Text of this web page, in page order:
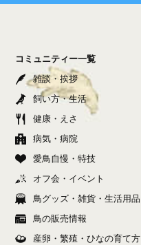
コミュニティー一覧
雑談・挨拶
飼い方・生活
健康・えさ
病気・病院
愛鳥自慢・特技
オフ会・イベント
鳥グッズ・雑貨・生活用品
鳥の販売情報
産卵・繁殖・ひなの育て方